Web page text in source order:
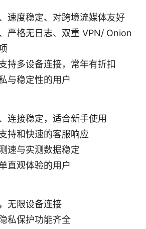
速度稳定、对跨境流媒体友好
严格无日志、双重 VPN/ Onion
持多设备连接，常年有折扣
与稳定性的用户
连接稳定，适合新手使用
持和快速的客服响应
速与实测数据稳定
直观体验的用户
无限设备连接
私保护功能齐全